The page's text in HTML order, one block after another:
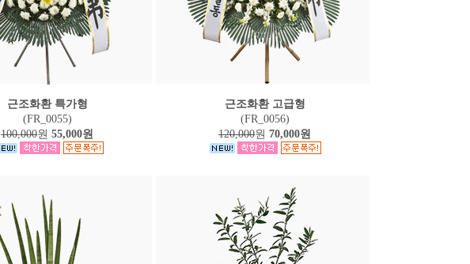
근조화환 특가형
(FR_0055)
100,000원 55,000원
근조화환 고급형
(FR_0056)
120,000원 70,000원